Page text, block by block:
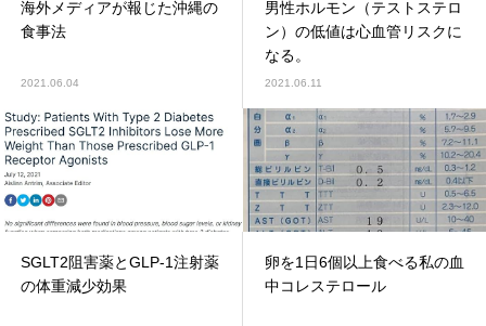
海外メディアが報じた沖縄の
食事法
2021.06.04
男性ホルモン（テストステロ
ン）の低値は心血管リスクに
なる。
2021.06.11
SGLT2阻害薬とGLP-1注射薬
の体重減少効果
卵を1日6個以上食べる私の血
中コレステロール